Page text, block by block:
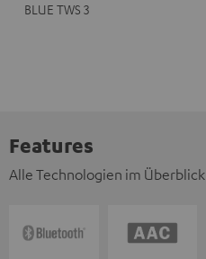
BLUE TWS 3
Features
Alle Technologien im Überblick